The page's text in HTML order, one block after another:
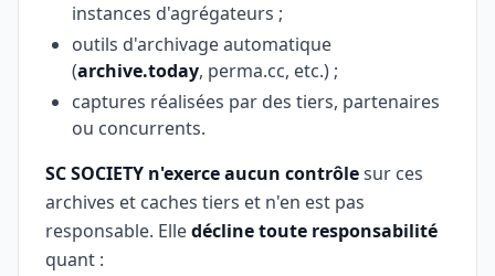
instances d'agrégateurs ;
outils d'archivage automatique
(archive.today, perma.cc, etc.) ;
captures réalisées par des tiers, partenaires
ou concurrents.
SC SOCIETY n'exerce aucun contrôlesur ces
archives et caches tiers et n'en est pas
responsable. Elledécline toute responsabilité
quant :